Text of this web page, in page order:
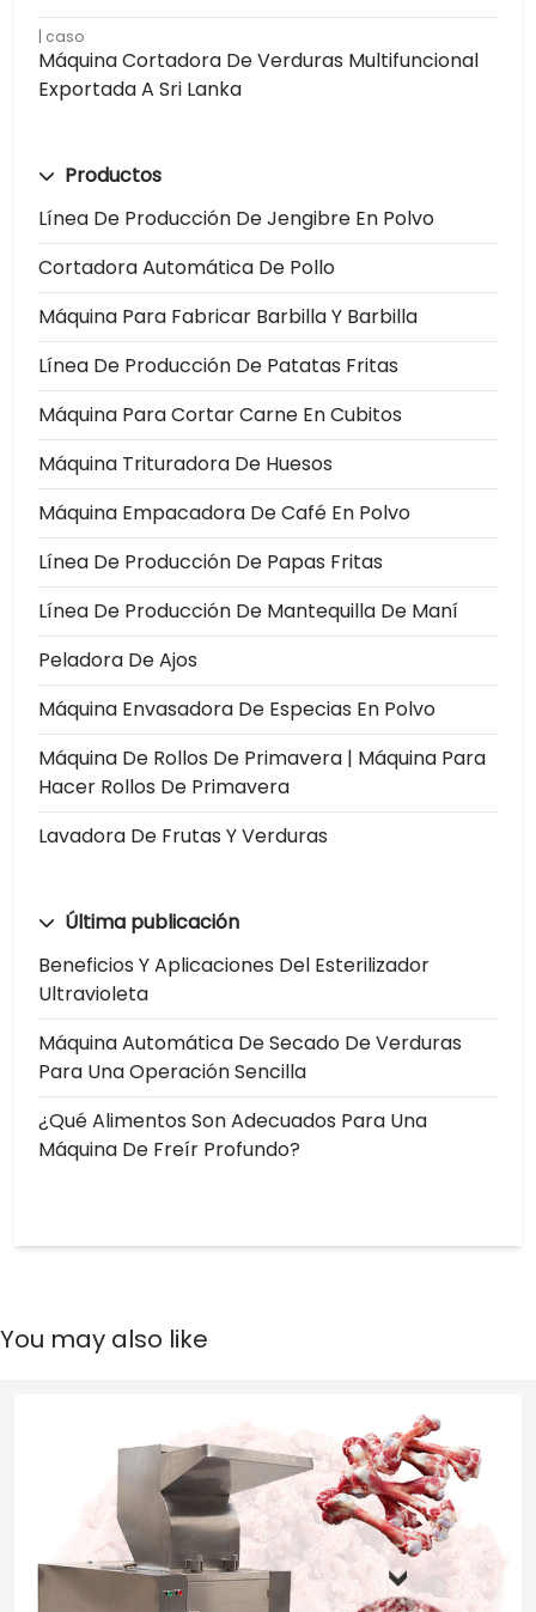
caso
Máquina Cortadora De Verduras Multifuncional
Exportada A Sri Lanka
Productos
Línea De Producción De Jengibre En Polvo
Cortadora Automática De Pollo
Máquina Para Fabricar Barbilla Y Barbilla
Línea De Producción De Patatas Fritas
Máquina Para Cortar Carne En Cubitos
Máquina Trituradora De Huesos
Máquina Empacadora De Café En Polvo
Línea De Producción De Papas Fritas
Línea De Producción De Mantequilla De Maní
Peladora De Ajos
Máquina Envasadora De Especias En Polvo
Máquina De Rollos De Primavera | Máquina Para
Hacer Rollos De Primavera
Lavadora De Frutas Y Verduras
Última publicación
Beneficios Y Aplicaciones Del Esterilizador
Ultravioleta
Máquina Automática De Secado De Verduras
Para Una Operación Sencilla
¿Qué Alimentos Son Adecuados Para Una
Máquina De Freír Profundo?